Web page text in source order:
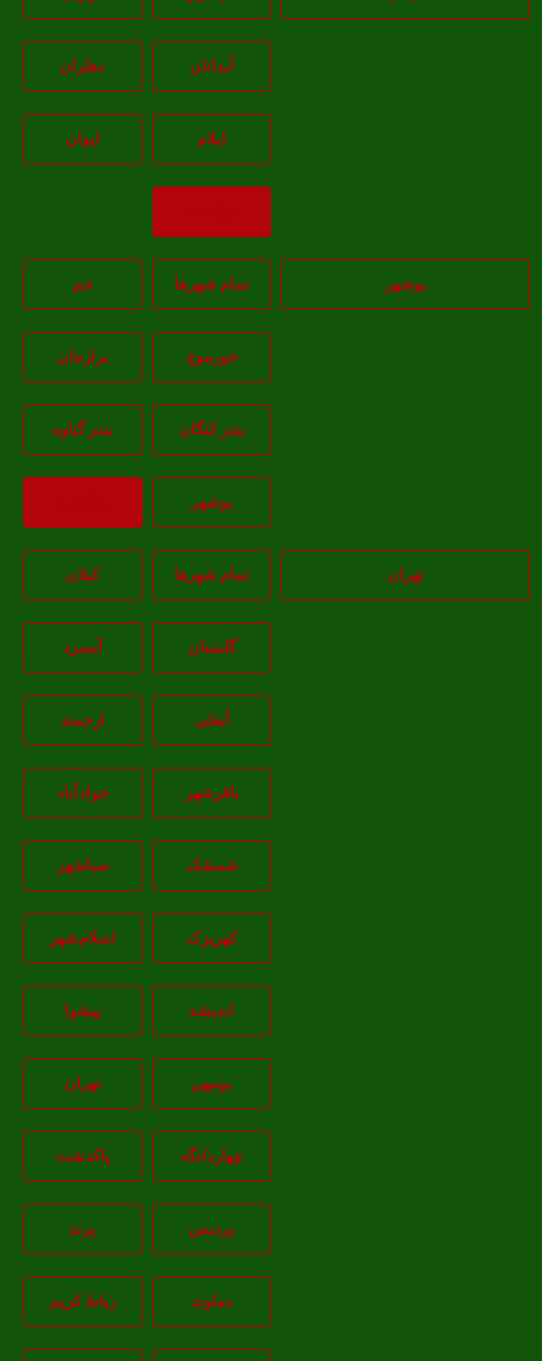
آبدانان دهلران
بوشهر تمام شهر‌ها
خورموج برازجان
بندر کنگان بندر گناوه
بوشهر
تهران تمام شهر‌ها کیلان
گلستان آبسرد
ارجمند
باقرشهر جوادآباد
شمشک صباشهر
کهریزک اسلام‌شهر
اندیشه پيشوا
بومهن تهران
چهاردانگه پاکدشت
پردیس
دماوند رباط کریم